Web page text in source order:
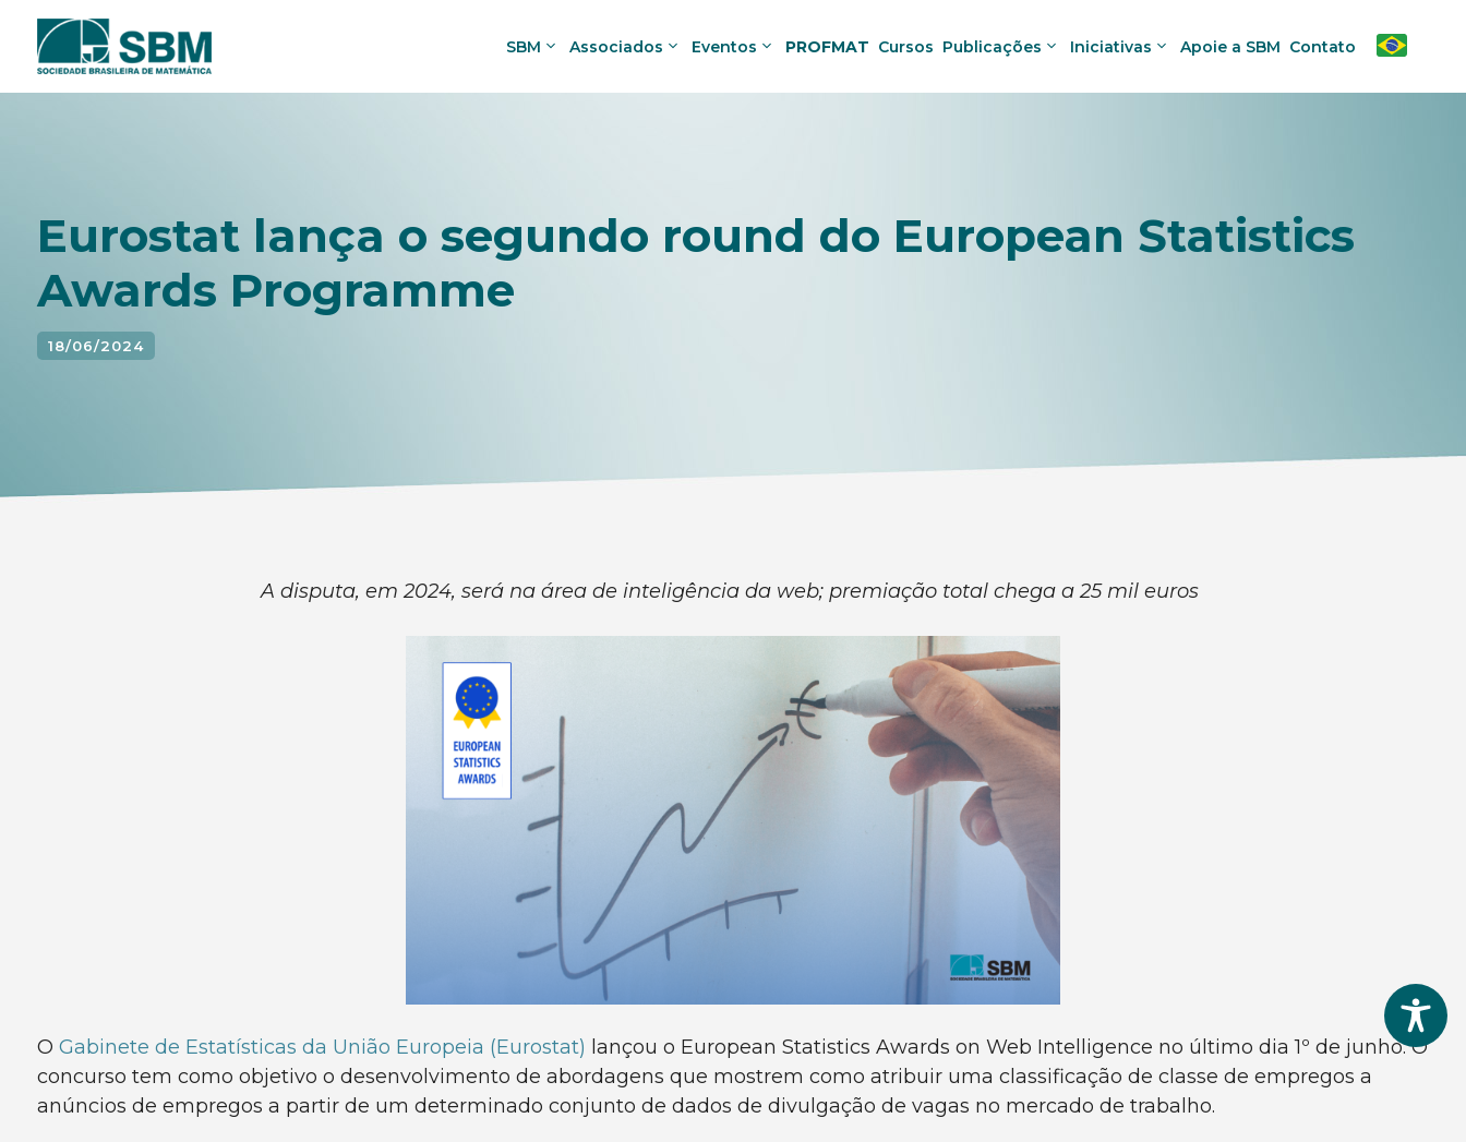
Pular
para
SBM Associados Eventos PROFMAT Cursos Publicações Iniciativas Apoie a SBM Contato
Eurostat lança o segundo round do European Statistics
Awards Programme
18/06/2024
A disputa, em 2024, será na área de inteligência da web; premiação total chega a 25 mil euros
O Gabinete de Estatísticas da União Europeia (Eurostat) lançou o European Statistics Awards on Web Intelligence no último dia 1º de junho. O
concurso tem como objetivo o desenvolvimento de abordagens que mostrem como atribuir uma classificação de classe de empregos a
anúncios de empregos a partir de um determinado conjunto de dados de divulgação de vagas no mercado de trabalho.